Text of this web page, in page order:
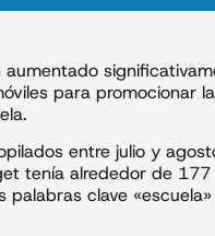
aumentado
para promocionar
entre julio y
tenía alrededor de 177
palabras clave